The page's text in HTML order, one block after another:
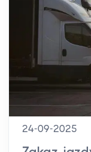
24-09-2025